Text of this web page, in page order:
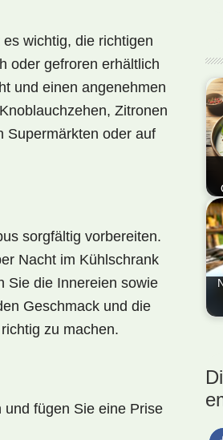
wichtig, die richtigen
oder gefroren erhältlich
und einen angenehmen
Zitronen
Supermärkten oder auf
sorgfältig vorbereiten.
Nacht im Kühlschrank
Sie die Innereien sowie
Geschmack und die
zu machen.
und fügen Sie eine Prise